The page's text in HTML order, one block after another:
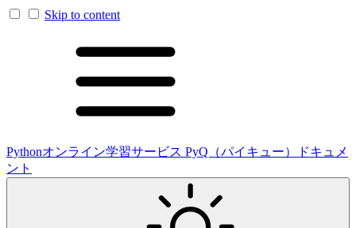
Skip to content
Pythonオンライン学習サービス PyQ（パイキュー）ドキュメ
ント